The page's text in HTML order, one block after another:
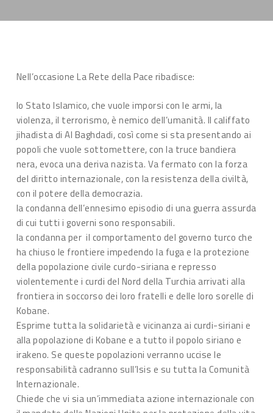
Nell’occasione La Rete della Pace ribadisce:
lo Stato Islamico, che vuole imporsi con le armi, la
violenza, il terrorismo, è nemico dell’umanità. Il califfato
jihadista di Al Baghdadi, così come si sta presentando ai
popoli che vuole sottomettere, con la truce bandiera
nera, evoca una deriva nazista. Va fermato con la forza
del diritto internazionale, con la resistenza della civiltà,
con il potere della democrazia.
la condanna dell’ennesimo episodio di una guerra assurda
di cui tutti i governi sono responsabili.
la condanna per il comportamento del governo turco che
ha chiuso le frontiere impedendo la fuga e la protezione
della popolazione civile curdo-siriana e represso
violentemente i curdi del Nord della Turchia arrivati alla
frontiera in soccorso dei loro fratelli e delle loro sorelle di
Kobane.
Esprime tutta la solidarietà e vicinanza ai curdi-siriani e
alla popolazione di Kobane e a tutto il popolo siriano e
irakeno. Se queste popolazioni verranno uccise le
responsabilità cadranno sull’Isis e su tutta la Comunità
Internazionale.
Chiede che vi sia un’immediata azione internazionale con